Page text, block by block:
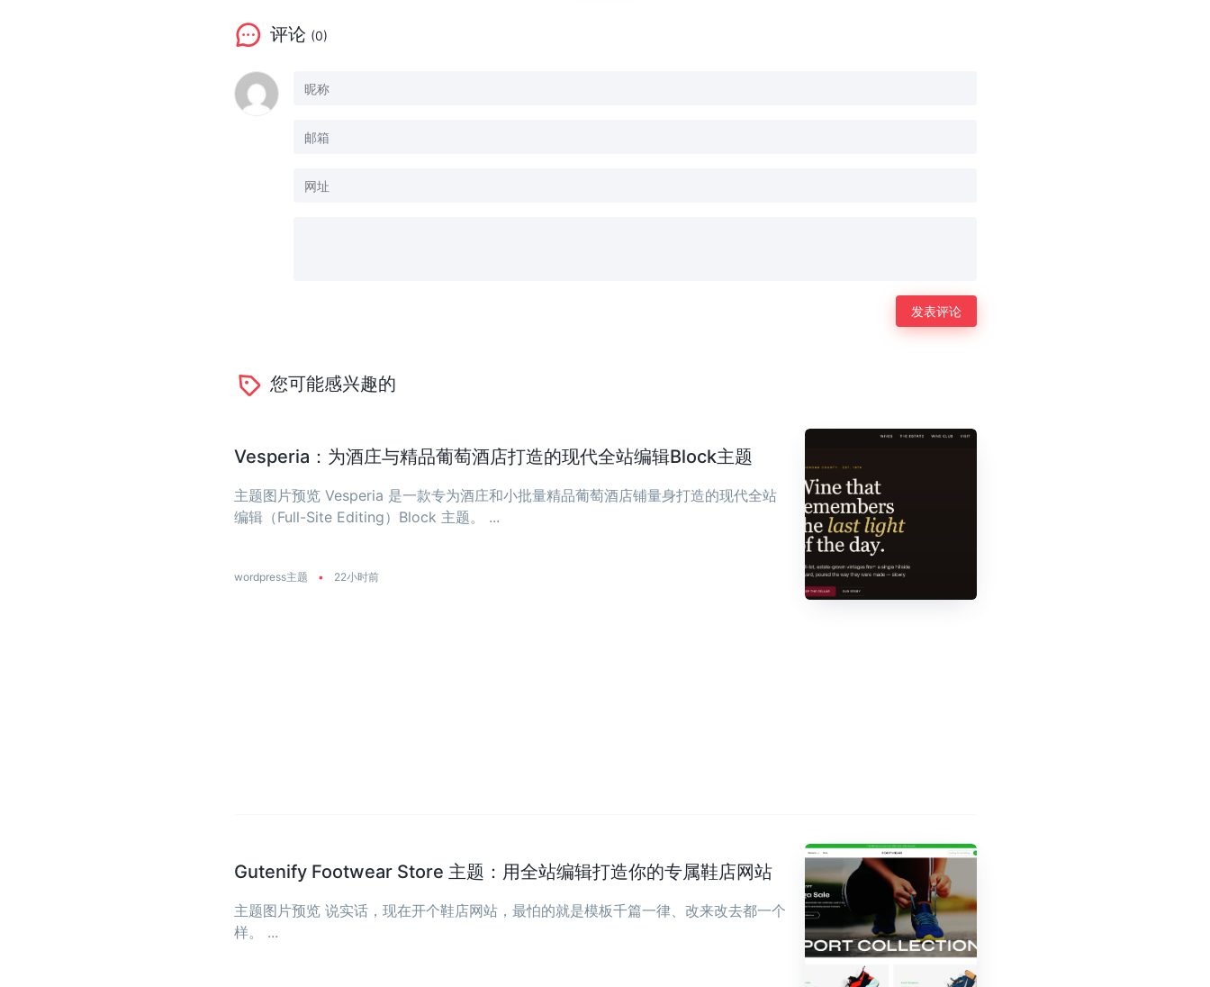
评论 (0)
您可能感兴趣的
Vesperia：为酒庄与精品葡萄酒店打造的现代全站编辑Block主题
主题图片预览 Vesperia 是一款专为酒庄和小批量精品葡萄酒店铺量身打造的现代全站
编辑（Full-Site Editing）Block 主题。 ...
wordpress主题 • 22小时前
Gutenify Footwear Store 主题：用全站编辑打造你的专属鞋店网站
主题图片预览 说实话，现在开个鞋店网站，最怕的就是模板千篇一律、改来改去都一个
样。 ...